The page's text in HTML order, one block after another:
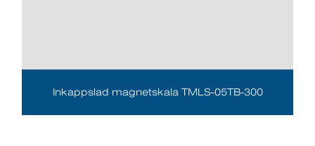
Inkappslad magnetskala TMLS-05TB-300